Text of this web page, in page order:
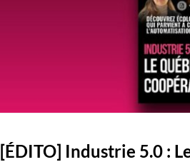
[ÉDITO] Industrie 5.0 :